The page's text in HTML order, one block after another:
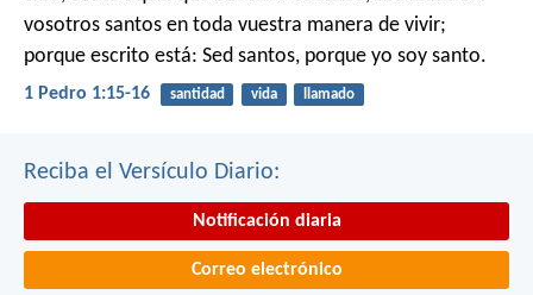
vosotros santos en toda vuestra manera de vivir;
porque escrito está: Sed santos, porque yo soy santo.
1 Pedro 1:15-16 santidad vida llamado
Reciba el Versículo Diario:
Notificación diaria
Correo electrónico